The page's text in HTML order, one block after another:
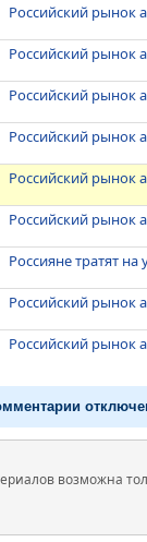
Российский рынок
Российский рынок
Российский рынок
Российский рынок
Российский рынок
Российский рынок
Россияне тратят
Российский рынок
Российский рынок
возможна